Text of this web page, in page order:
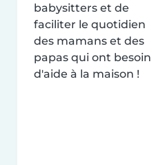
babysitters et de
faciliter le quotidien
des mamans et des
papas qui ont besoin
d'aide à la maison !